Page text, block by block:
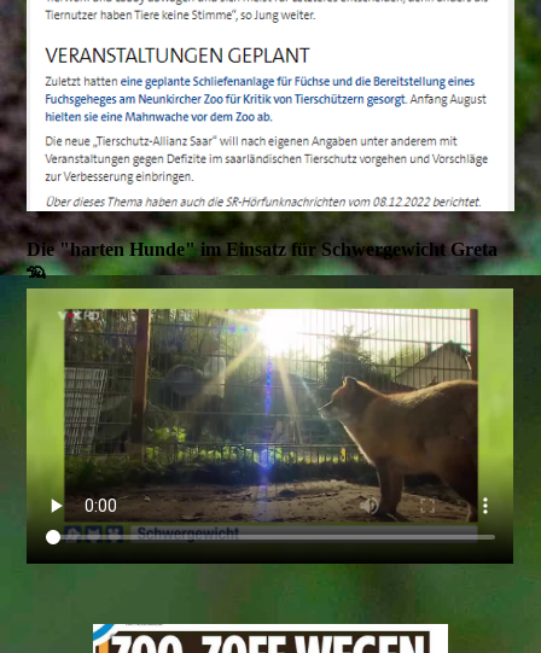
Die "harten Hunde" im Einsatz für Schwergewicht Greta
🦡